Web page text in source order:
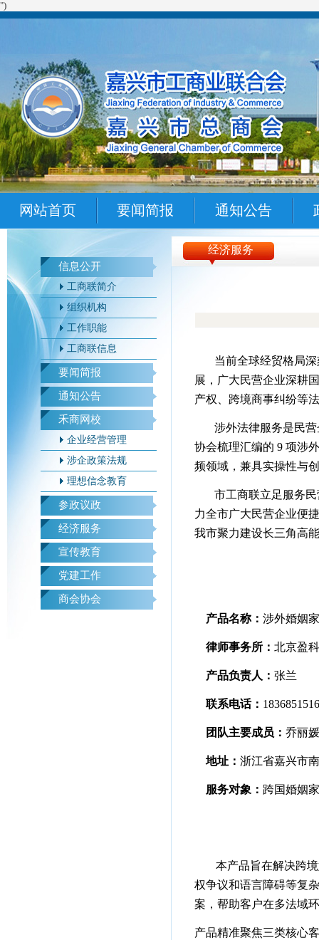
")
网站首页 要闻简报 通知公告
信息公开
工商联简介
组织机构
工作职能
工商联信息
要闻简报
通知公告
禾商网校
企业经营管理
涉企政策法规
理想信念教育
参政议政
经济服务
宣传教育
党建工作
商会协会
经济服务
当前全球经贸格局
展，广大民营企业深耕
产权、跨境商事纠纷等
涉外法律服务是民
协会梳理汇编的 9 项涉
频领域，兼具实操性与
市工商联立足服务
力全市广大民营企业便
我市聚力建设长三角高
产品名称：涉外婚姻
律师事务所：北京盈
产品负责人：张兰
联系电话：
团队主要成员：乔丽
地址：浙江省嘉兴市
服务对象： 跨国婚姻
本产品旨在解决跨
权争议和语言障碍等复
案，帮助客户在多法域
产品精准聚焦三类核心